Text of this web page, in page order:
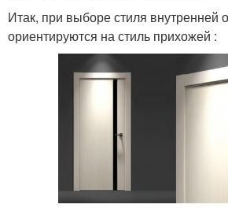
Итак, при выборе стиля внутренней
ориентируются на стиль прихожей :